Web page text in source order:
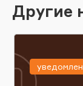
Другие